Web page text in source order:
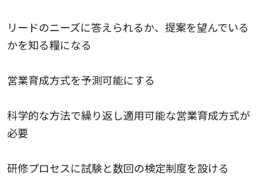
リードのニーズに答えられるか、提案を望んでいる
かを知る糧になる
営業育成方式を予測可能にする
科学的な方法で繰り返し適用可能な営業育成方式が
必要
研修プロセスに試験と数回の検定制度を設ける